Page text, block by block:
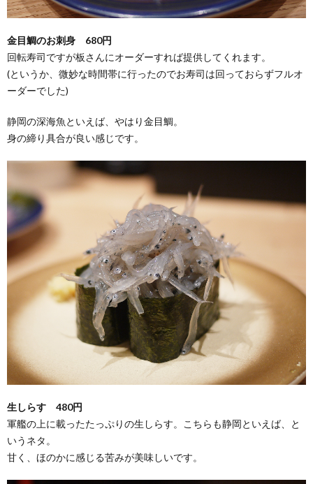
金目鯛のお刺身 680円
回転寿司ですが板さんにオーダーすれば提供してくれます。
(というか、微妙な時間帯に行ったのでお寿司は回っておらずフルオ
ーダーでした)
静岡の深海魚といえば、やはり金目鯛。
身の締り具合が良い感じです。
生しらす 480円
軍艦の上に載ったたっぷりの生しらす。こちらも静岡といえば、と
いうネタ。
甘く、ほのかに感じる苦みが美味しいです。